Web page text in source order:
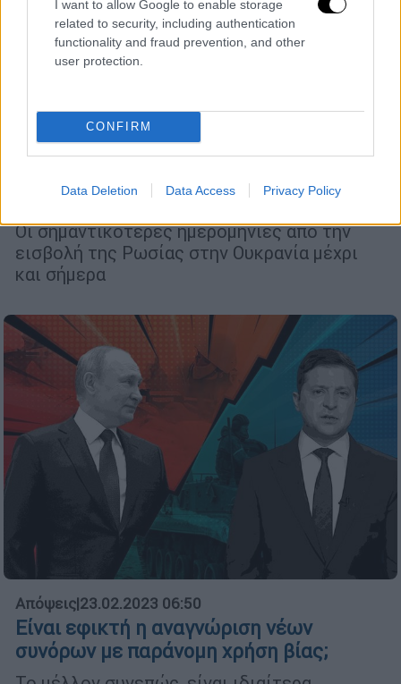
I want to allow Google to enable storage
related to security, including authentication
functionality and fraud prevention, and other
user protection.
CONFIRM
Data Deletion Data Access Privacy Policy
24.02.2023 05:45
Ένας χρόνος από τη ρωσική εισβολή
τον κόσμο
Οι σημαντικότερες ημερομηνίες από την
εισβολή της Ρωσίας στην Ουκρανία μέχρι
και σήμερα
Απόψεις|23.02.2023 06:50
Είναι εφικτή η αναγνώριση νέων
συνόρων με παράνομη χρήση βίας;